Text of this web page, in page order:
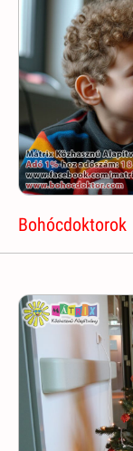
Bohócdoktorok